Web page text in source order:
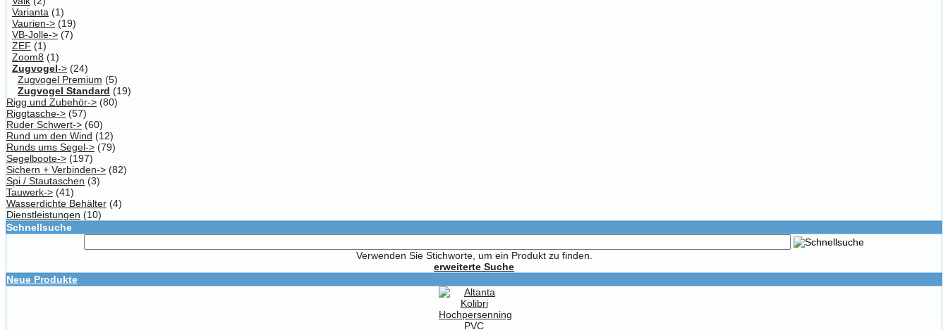
Varianta (1)
Vaurien-> (19)
VB-Jolle-> (7)
ZEF (1)
Zoom8 (1)
Zugvogel-> (24)
Zugvogel Premium (5)
Zugvogel Standard (19)
Rigg und Zubehör-> (80)
Riggtasche-> (57)
Ruder Schwert-> (60)
Rund um den Wind (12)
Runds ums Segel-> (79)
Segelboote-> (197)
Sichern + Verbinden-> (82)
Spi / Stautaschen (3)
Tauwerk-> (41)
Wasserdichte Behälter (4)
Dienstleistungen (10)
Schnellsuche
Verwenden Sie Stichworte, um ein Produkt zu finden.
erweiterte Suche
Neue Produkte